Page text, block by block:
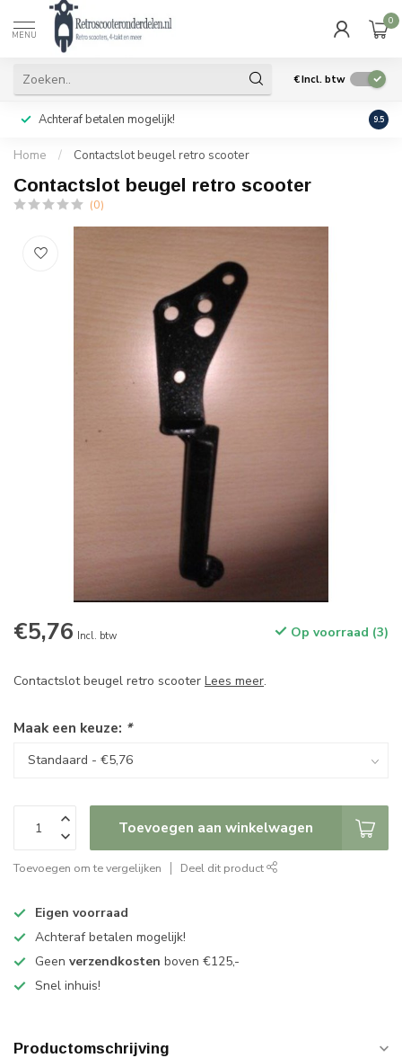
MENU
0
€Incl. btw
Achteraf betalen mogelijk! Geen
9.5
Home / Contactslot beugel retro scooter
Contactslot beugel retro scooter
(0)
€5,76 Incl. btw Op voorraad (3)
Contactslot beugel retro scooter Lees meer.
Maak een keuze: *
Toevoegen aan winkelwagen
Toevoegen om te vergelijken Deel dit product
Eigen voorraad
Achteraf betalen mogelijk!
Geen verzendkosten boven €125,-
Snel inhuis!
Productomschrijving